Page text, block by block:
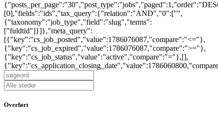
[0],"fields":"ids","tax_query":{"relation":"AND","0":["",
{"taxonomy":"job_type","field":"slug","terms":
["fuldtid"]}]},"meta_query":
[{"key":"cs_job_posted","value":1786076087,"compare":"<="},
{"key":"cs_job_expired","value":1786076087,"compare":">="},
{"key":"cs_job_status","value":"active","compare":"="},[],
Overført